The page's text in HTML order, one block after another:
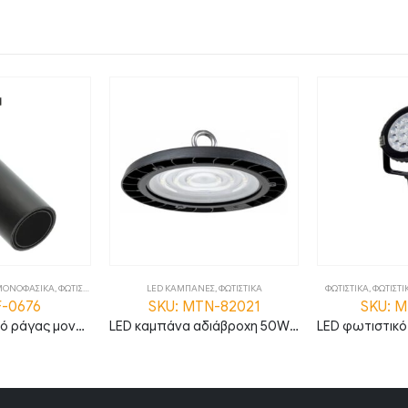
,ΦΩΤΙΣΤΙΚΑ
0676
Apollo φωτιστικό ράγας μονοφασικό LED COB 30W 4000Κ με μαύρο σώμα
LED ΚΑΜΠΑΝΕΣ,ΦΩΤΙΣΤΙΚΑ
SKU: MTN-82021
LED καμπάνα αδιάβροχη 50W φυσικό λευκό 4500K 90° MTN-82021
ΦΩΤΙΣΤΙΚΑ,
SKU: